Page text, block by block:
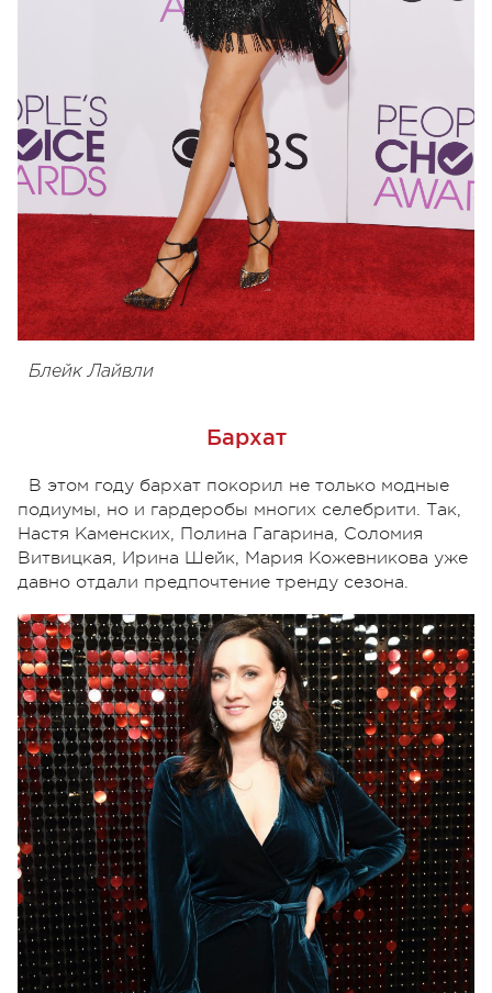
Блейк Лайвли
Бархат
В этом году бархат покорил не только модные
подиумы, но и гардеробы многих селебрити. Так,
Настя Каменских, Полина Гагарина, Соломия
Витвицкая, Ирина Шейк, Мария Кожевникова уже
давно отдали предпочтение тренду сезона.